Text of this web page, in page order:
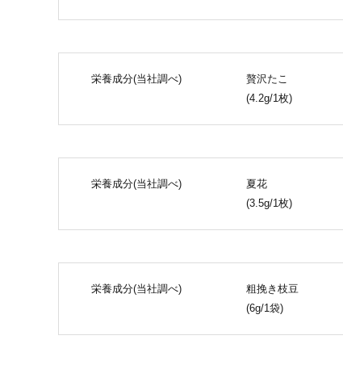
栄養成分(当社調べ)
贅沢たこ
(4.2g/1枚)
栄養成分(当社調べ)
夏花
(3.5g/1枚)
栄養成分(当社調べ)
粗挽き枝豆
(6g/1袋)